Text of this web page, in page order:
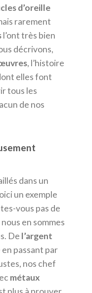
d’oreille
rarement
l’ont très bien
décrivons,
, l’histoire
elles font
tous les
de nos
dans un
un exemple
vous pas de
en sommes
De l’argent
passant par
nos chef
métaux